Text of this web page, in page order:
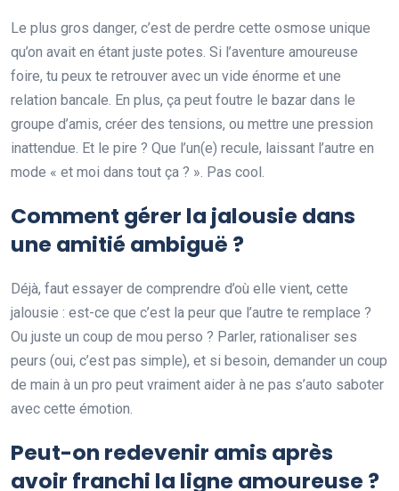
Le plus gros danger, c’est de perdre cette osmose unique
qu’on avait en étant juste potes. Si l’aventure amoureuse
foire, tu peux te retrouver avec un vide énorme et une
relation bancale. En plus, ça peut foutre le bazar dans le
groupe d’amis, créer des tensions, ou mettre une pression
inattendue. Et le pire ? Que l’un(e) recule, laissant l’autre en
mode « et moi dans tout ça ? ». Pas cool.
Comment gérer la jalousie dans
une amitié ambiguë ?
Déjà, faut essayer de comprendre d’où elle vient, cette
jalousie : est-ce que c’est la peur que l’autre te remplace ?
Ou juste un coup de mou perso ? Parler, rationaliser ses
peurs (oui, c’est pas simple), et si besoin, demander un coup
de main à un pro peut vraiment aider à ne pas s’auto saboter
avec cette émotion.
Peut-on redevenir amis après
avoir franchi la ligne amoureuse ?